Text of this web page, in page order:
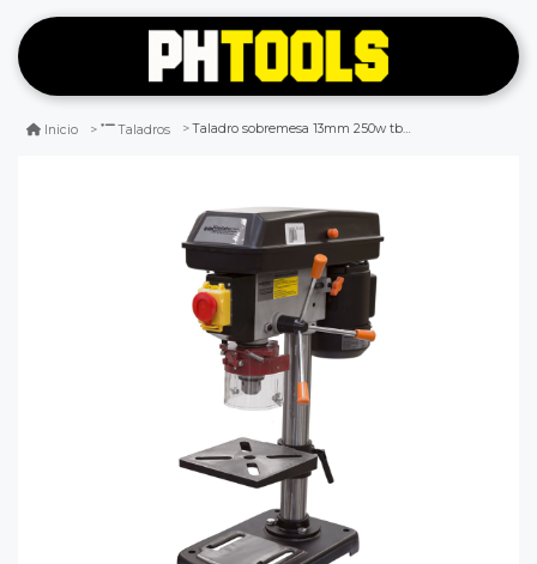
Inicio Taladros Taladro sobremesa 13mm 250w tb713/1/220/50 gladiator